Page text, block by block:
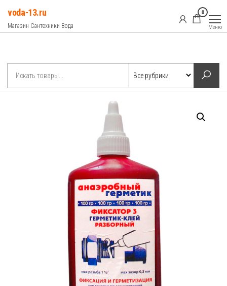
Перейти
содержимому
voda-13.ru
Магазин Сантехники Вода
0
Меню